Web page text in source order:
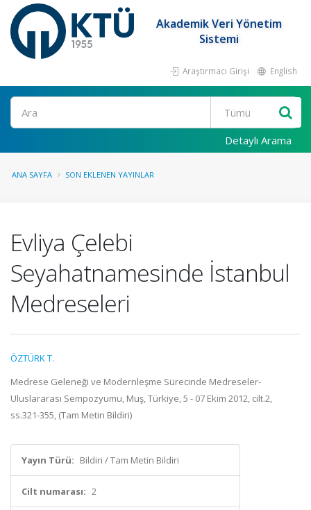
Akademik Veri Yönetim
Sistemi
Araştırmacı Girişi English
Ara
Detaylı Arama
ANA SAYFA SON EKLENEN YAYINLAR
Evliya Çelebi
Seyahatnamesinde İstanbul
Medreseleri
ÖZTÜRK T.
Medrese Geleneği ve Modernleşme Sürecinde Medreseler-
Uluslararası Sempozyumu, Muş, Türkiye, 5 - 07 Ekim 2012, cilt.2,
ss.321-355, (Tam Metin Bildiri)
Yayın Türü: Bildiri / Tam Metin Bildiri
Cilt numarası: 2